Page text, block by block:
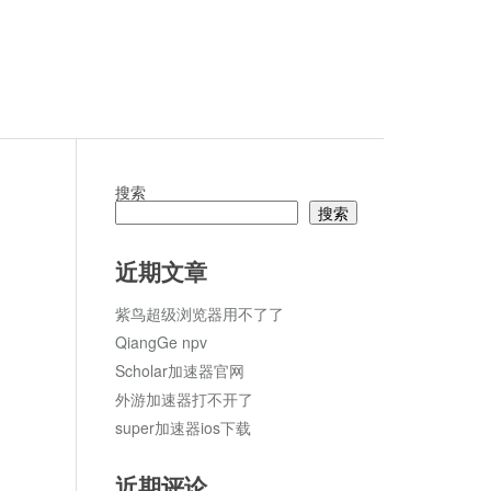
搜索
搜索
近期文章
紫鸟超级浏览器用不了了
QiangGe npv
Scholar加速器官网
外游加速器打不开了
super加速器ios下载